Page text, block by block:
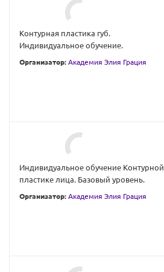
Контурная пластика губ.
Индивидуальное обучение.
Организатор: Академия Элия Грация
Индивидуальное обучение Контурной
пластике лица. Базовый уровень.
Организатор: Академия Элия Грация